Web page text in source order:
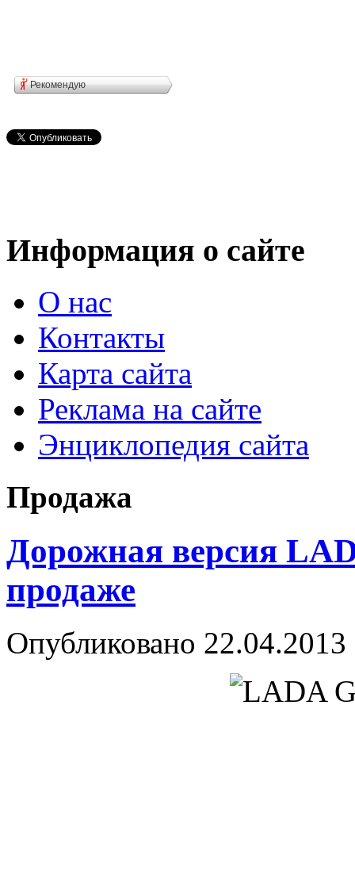
Рекомендую
Информация о сайте
О нас
Контакты
Карта сайта
Реклама на сайте
Энциклопедия сайта
Продажа
Дорожная версия
продаже
Опубликовано 22.04.2013